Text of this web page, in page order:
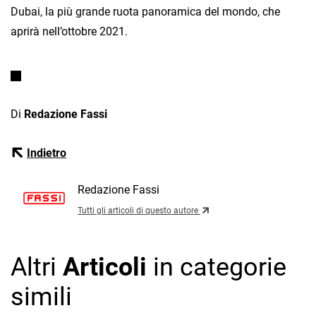
Dubai, la più grande ruota panoramica del mondo, che
aprirà nell’ottobre 2021.
Di Redazione Fassi
Indietro
Redazione Fassi
Tutti gli articoli di questo autore
Altri Articoli in categorie
simili